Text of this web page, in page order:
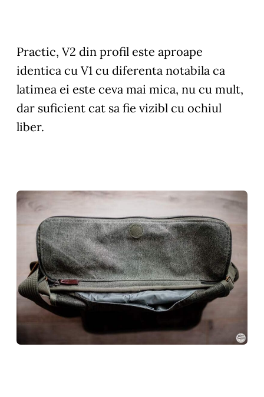
Practic, V2 din profil este aproape
identica cu V1 cu diferenta notabila ca
latimea ei este ceva mai mica, nu cu mult,
dar suficient cat sa fie vizibl cu ochiul
liber.